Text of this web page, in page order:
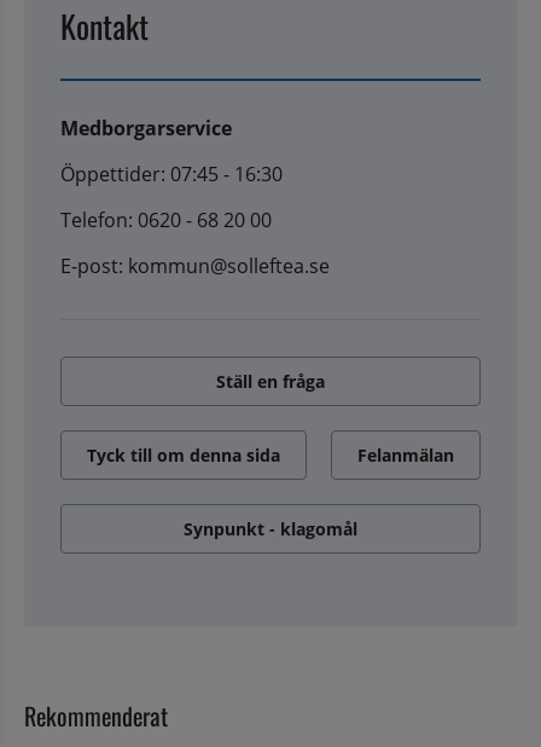
Kontakt
Medborgarservice
Öppettider: 07:45 - 16:30
Telefon: 0620 - 68 20 00
E-post: kommun@solleftea.se
Ställ en fråga
Tyck till om denna sida Felanmälan
Synpunkt - klagomål
Rekommenderat